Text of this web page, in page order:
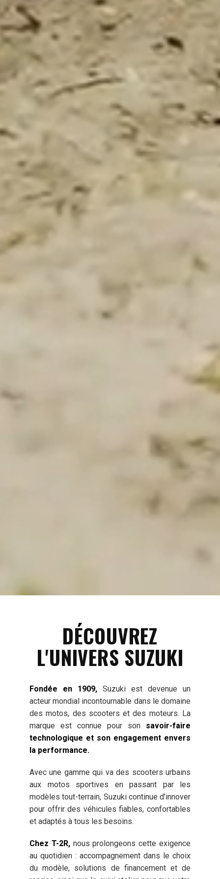
DÉCOUVREZ
L'UNIVERS SUZUKI
Fondée en 1909, Suzuki est devenue un
acteur mondial incontournable dans le domaine
des motos, des scooters et des moteurs. La
marque est connue pour son savoir-faire
technologique et son engagement envers
la performance.
Avec une gamme qui va des scooters urbains
aux motos sportives en passant par les
modèles tout-terrain, Suzuki continue d’innover
pour offrir des véhicules fiables, confortables
et adaptés à tous les besoins.
Chez T-2R,nous prolongeons cette exigence
au quotidien : accompagnement dans le choix
du modèle, solutions de financement et de